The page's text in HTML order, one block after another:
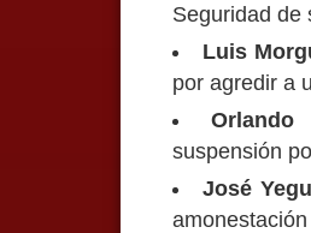
Seguridad de
Luis
por agredir a
Orlando
suspensión
José